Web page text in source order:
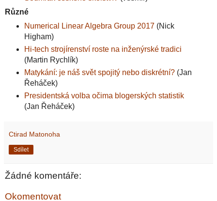
Různé
Numerical Linear Algebra Group 2017(Nick
Higham)
Hi-tech strojírenství roste na inženýrské tradici
(Martin Rychlík)
Matykání: je náš svět spojitý nebo diskrétní?(Jan
Řeháček)
Presidentská volba očima blogerských statistik
(Jan Řeháček)
Ctirad Matonoha
Sdílet
Žádné komentáře:
Okomentovat